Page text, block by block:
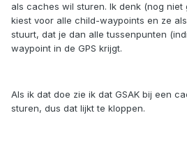
als caches wil sturen. Ik denk (nog niet
kiest voor alle child-waypoints en ze
stuurt, dat je dan alle tussenpunten
waypoint in de GPS krijgt.
Als ik dat doe zie ik dat GSAK bij een
sturen, dus dat lijkt te kloppen.